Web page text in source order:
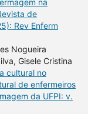
na
de
Rev Enferm
Nogueira
Gisele Cristina
cultural no
de enfermeiros
da UFPI: v.